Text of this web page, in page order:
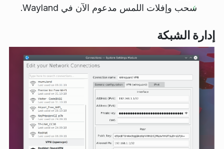
سحب وإفلات اللمس مدعوم الآن في Wayland.
إدارة الشبكة